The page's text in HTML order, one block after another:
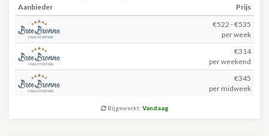
Aanbieder
Prijs
€522 - €535
per week
€314
per weekend
€345
per midweek
Bijgewerkt: Vandaag